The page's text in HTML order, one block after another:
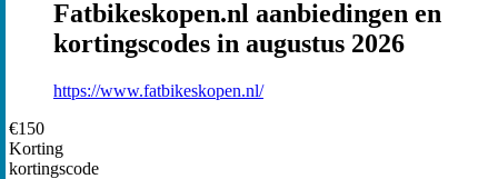
Fatbikeskopen.nl aanbiedingen en
kortingscodes in augustus 2026
https://www.fatbikeskopen.nl/
€150
Korting
kortingscode